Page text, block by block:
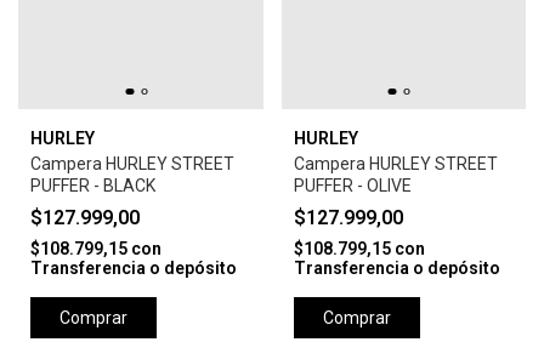
HURLEY
Campera HURLEY STREET
PUFFER - BLACK
$127.999,00
$108.799,15 con
Transferencia o depósito
Comprar
HURLEY
Campera HURLEY STREET
PUFFER - OLIVE
$127.999,00
$108.799,15 con
Transferencia o depósito
Comprar